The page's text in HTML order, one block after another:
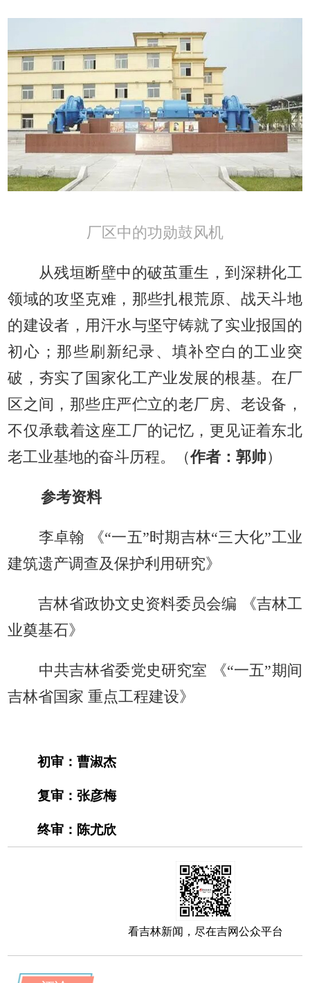
厂区中的功勋鼓风机
从残垣断壁中的破茧重生，到深耕化工
领域的攻坚克难，那些扎根荒原、战天斗地
的建设者，用汗水与坚守铸就了实业报国的
初心；那些刷新纪录、填补空白的工业突
破，夯实了国家化工产业发展的根基。在厂
区之间，那些庄严伫立的老厂房、老设备，
不仅承载着这座工厂的记忆，更见证着东北
老工业基地的奋斗历程。（作者：郭帅）
参考资料
李卓翰 《“一五”时期吉林“三大化”工业
建筑遗产调查及保护利用研究》
吉林省政协文史资料委员会编 《吉林工
业奠基石》
中共吉林省委党史研究室 《“一五”期间
吉林省国家 重点工程建设》
初审：曹淑杰
复审：张彦梅
终审：陈尤欣
看吉林新闻，尽在吉网公众平台